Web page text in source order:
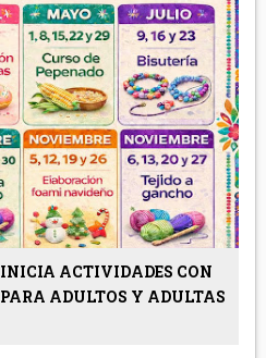
ACTIVIDADES CON
ADULTOS Y ADULTAS